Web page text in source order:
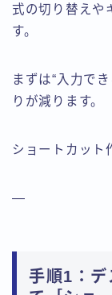
式の切り替えや
す。
まずは“入力で
りが減ります。
ショートカット
—
手順1：デ